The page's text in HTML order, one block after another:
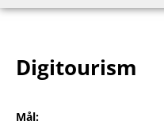
Digitourism
Mål: